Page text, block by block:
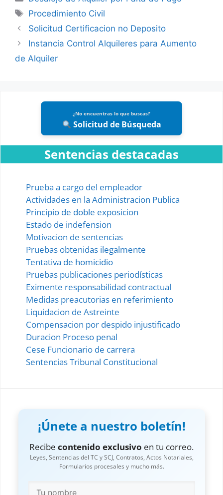
Tags
Procedimiento Civil
Solicitud Certificacion no Deposito
Instancia Control Alquileres para Aumento
de Alquiler
¿No encuentras lo que buscas?
Solicitud de Búsqueda
Sentencias destacadas
Prueba a cargo del empleador
Actividades en la Administracion Publica
Principio de doble exposicion
Estado de indefension
Motivacion de sentencias
Pruebas obtenidas ilegalmente
Tentativa de homicidio
Pruebas publicaciones periodísticas
Eximente responsabilidad contractual
Medidas preacutorias en referimiento
Liquidacion de Astreinte
Compensacion por despido injustificado
Duracion Proceso penal
Cese Funcionario de carrera
Sentencias Tribunal Constitucional
¡Únete a nuestro boletín!
Recibe contenido exclusivo en tu correo.
Leyes, Sentencias del TC y SCJ, Contratos, Actos Notariales,
Formularios procesales y mucho más.